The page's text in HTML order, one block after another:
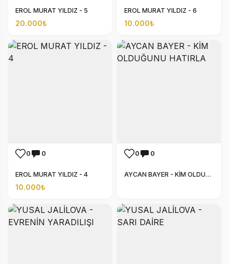
EROL MURAT YILDIZ - 5
20.000₺
EROL MURAT YILDIZ - 6
10.000₺
0 0
EROL MURAT YILDIZ - 4
10.000₺
0 0
AYCAN BAYER - KİM OLDUĞUNU HATIRLA